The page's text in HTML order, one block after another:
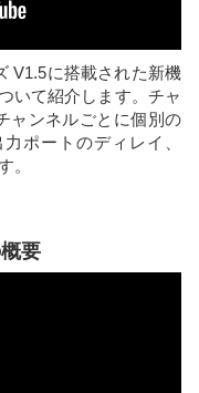
V1.5に搭載された新機
いて紹介します。チャ
ャンネルごとに個別の
ポートのディレイ、
。
要